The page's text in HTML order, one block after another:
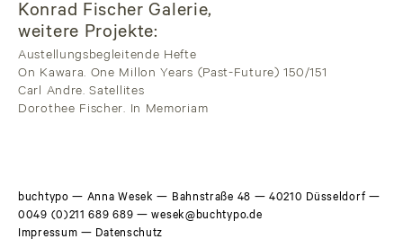
Konrad Fischer Galerie,
weitere Projekte:
Austellungsbegleitende Hefte
On Kawara. One Millon Years (Past-Future) 150/151
Carl Andre. Satellites
Dorothee Fischer. In Memoriam
buchtypo — Anna Wesek — Bahnstraße 48 — 40210 Düsseldorf —
0049 (0)211 689 689 —wesek@buchtypo.de
Impressum — Datenschutz